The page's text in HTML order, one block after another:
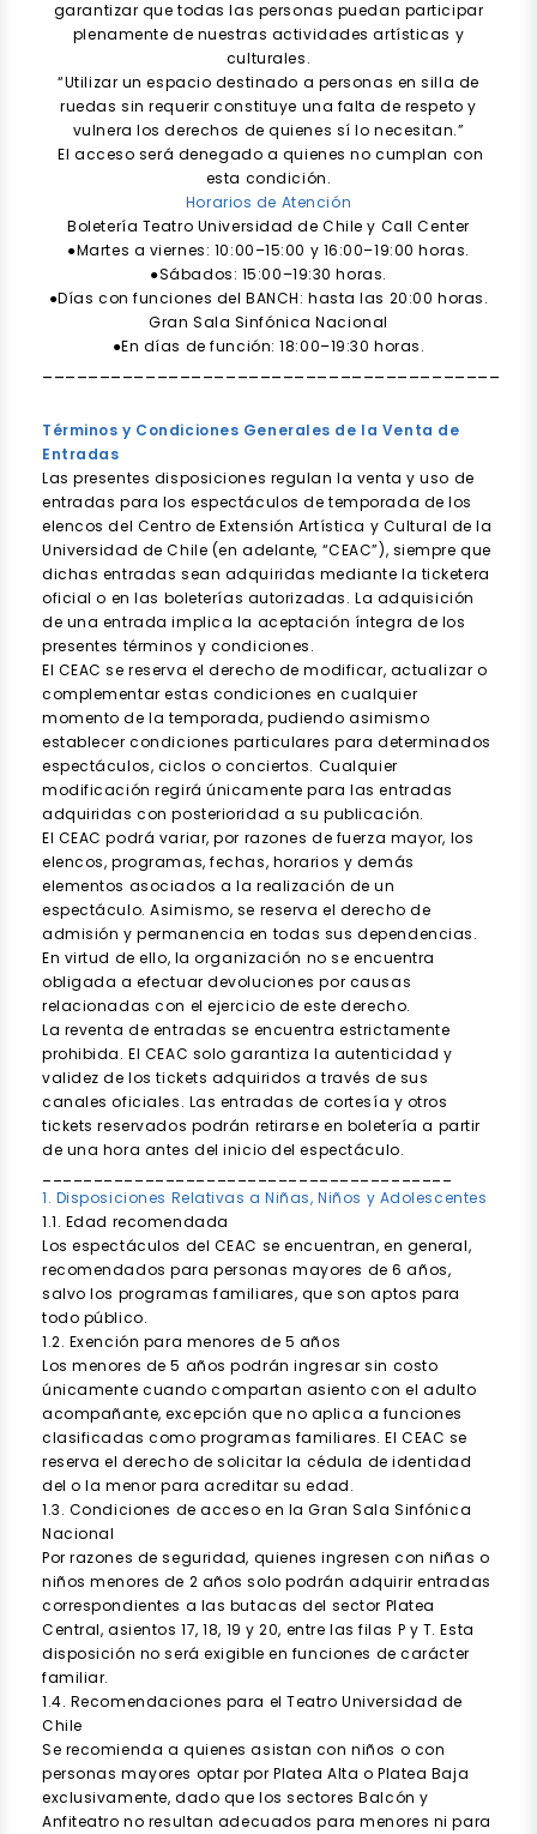
garantizar que todas las personas puedan participar
plenamente de nuestras actividades artísticas y
culturales.
“Utilizar un espacio destinado a personas en silla de
ruedas sin requerir constituye una falta de respeto y
vulnera los derechos de quienes sí lo necesitan.”
El acceso será denegado a quienes no cumplan con
esta condición.
Horarios de Atención
Boletería Teatro Universidad de Chile y Call Center
●Martes a viernes: 10:00–15:00 y 16:00–19:00 horas.
●Sábados: 15:00–19:30 horas.
●Días con funciones del BANCH: hasta las 20:00 horas.
Gran Sala Sinfónica Nacional
●En días de función: 18:00–19:30 horas.
Términos y Condiciones Generales de la Venta de
Entradas
Las presentes disposiciones regulan la venta y uso de
entradas para los espectáculos de temporada de los
elencos del Centro de Extensión Artística y Cultural de la
Universidad de Chile (en adelante, “CEAC”), siempre que
dichas entradas sean adquiridas mediante la ticketera
oficial o en las boleterías autorizadas. La adquisición
de una entrada implica la aceptación íntegra de los
presentes términos y condiciones.
El CEAC se reserva el derecho de modificar, actualizar o
complementar estas condiciones en cualquier
momento de la temporada, pudiendo asimismo
establecer condiciones particulares para determinados
espectáculos, ciclos o conciertos. Cualquier
modificación regirá únicamente para las entradas
adquiridas con posterioridad a su publicación.
El CEAC podrá variar, por razones de fuerza mayor, los
elencos, programas, fechas, horarios y demás
elementos asociados a la realización de un
espectáculo. Asimismo, se reserva el derecho de
admisión y permanencia en todas sus dependencias.
En virtud de ello, la organización no se encuentra
obligada a efectuar devoluciones por causas
relacionadas con el ejercicio de este derecho.
La reventa de entradas se encuentra estrictamente
prohibida. El CEAC solo garantiza la autenticidad y
validez de los tickets adquiridos a través de sus
canales oficiales. Las entradas de cortesía y otros
tickets reservados podrán retirarse en boletería a partir
de una hora antes del inicio del espectáculo.
1. Disposiciones Relativas a Niñas, Niños y Adolescentes
1.1. Edad recomendada
Los espectáculos del CEAC se encuentran, en general,
recomendados para personas mayores de 6 años,
salvo los programas familiares, que son aptos para
todo público.
1.2. Exención para menores de 5 años
Los menores de 5 años podrán ingresar sin costo
únicamente cuando compartan asiento con el adulto
acompañante, excepción que no aplica a funciones
clasificadas como programas familiares. El CEAC se
reserva el derecho de solicitar la cédula de identidad
del o la menor para acreditar su edad.
1.3. Condiciones de acceso en la Gran Sala Sinfónica
Nacional
Por razones de seguridad, quienes ingresen con niñas o
niños menores de 2 años solo podrán adquirir entradas
correspondientes a las butacas del sector Platea
Central, asientos 17, 18, 19 y 20, entre las filas P y T. Esta
disposición no será exigible en funciones de carácter
familiar.
1.4. Recomendaciones para el Teatro Universidad de
Chile
Se recomienda a quienes asistan con niños o con
personas mayores optar por Platea Alta o Platea Baja
exclusivamente, dado que los sectores Balcón y
Anfiteatro no resultan adecuados para menores ni para